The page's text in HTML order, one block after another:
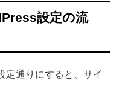
設定の流
定通りにすると、サイ